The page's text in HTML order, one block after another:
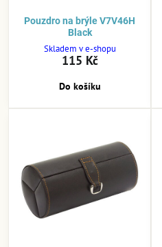
Pouzdro na brýle V7V46H
Black
Skladem v e-shopu
115 Kč
Do košíku